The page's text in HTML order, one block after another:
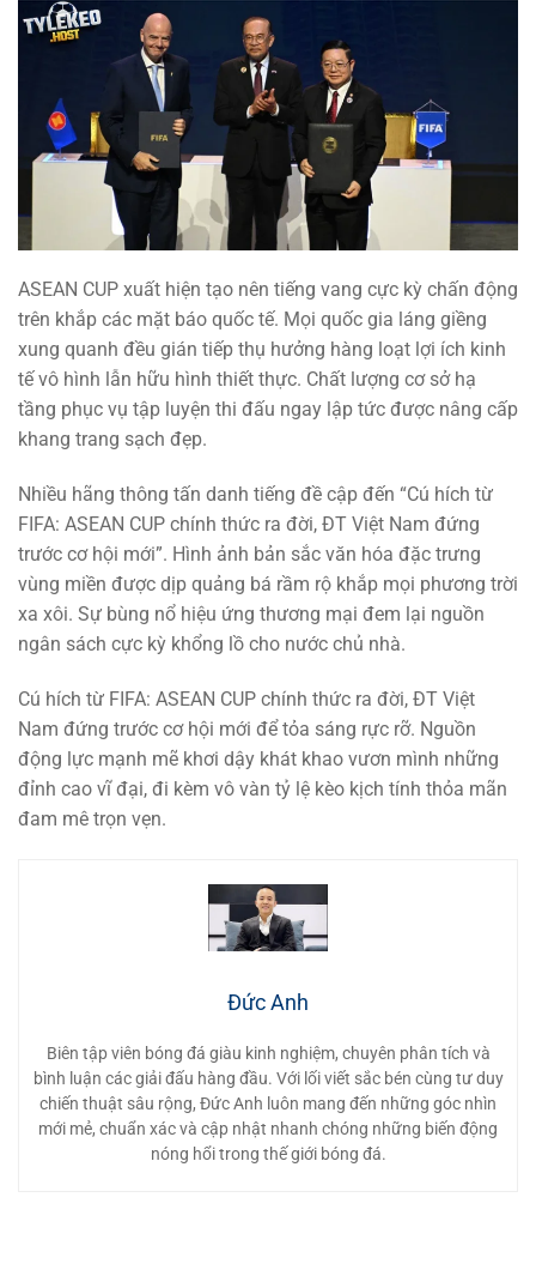
ASEAN CUP xuất hiện tạo nên tiếng vang cực kỳ chấn động
trên khắp các mặt báo quốc tế. Mọi quốc gia láng giềng
xung quanh đều gián tiếp thụ hưởng hàng loạt lợi ích kinh
tế vô hình lẫn hữu hình thiết thực. Chất lượng cơ sở hạ
tầng phục vụ tập luyện thi đấu ngay lập tức được nâng cấp
khang trang sạch đẹp.
Nhiều hãng thông tấn danh tiếng đề cập đến “Cú hích từ
FIFA: ASEAN CUP chính thức ra đời, ĐT Việt Nam đứng
trước cơ hội mới”. Hình ảnh bản sắc văn hóa đặc trưng
vùng miền được dịp quảng bá rầm rộ khắp mọi phương trời
xa xôi. Sự bùng nổ hiệu ứng thương mại đem lại nguồn
ngân sách cực kỳ khổng lồ cho nước chủ nhà.
Cú hích từ FIFA: ASEAN CUP chính thức ra đời, ĐT Việt
Nam đứng trước cơ hội mới để tỏa sáng rực rỡ. Nguồn
động lực mạnh mẽ khơi dậy khát khao vươn mình những
đỉnh cao vĩ đại, đi kèm vô vàn tỷ lệ kèo kịch tính thỏa mãn
đam mê trọn vẹn.
Đức Anh
Biên tập viên bóng đá giàu kinh nghiệm, chuyên phân tích và
bình luận các giải đấu hàng đầu. Với lối viết sắc bén cùng tư duy
chiến thuật sâu rộng, Đức Anh luôn mang đến những góc nhìn
mới mẻ, chuẩn xác và cập nhật nhanh chóng những biến động
nóng hổi trong thế giới bóng đá.